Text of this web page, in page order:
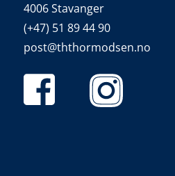
4006 Stavanger
(+47) 51 89 44 90
post@ththormodsen.no